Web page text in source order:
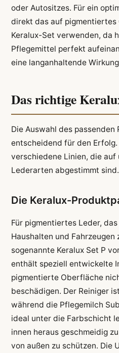
oder Autositzes. Für ein
direkt das auf
Keralux-Set verwenden, da
Pflegemittel perfekt
eine langanhaltende
Das richtige
Die Auswahl des passenden
entscheidend für den
verschiedene Linien, die
Lederarten abgestimmt sind.
Die Keralux-
Für pigmentiertes Leder,
Haushalten und
sogenannte Keralux Set P
enthält speziell entwickelte
pigmentierte Oberfläche
beschädigen. Der Reiniger
während die Pflegemilch
ideal unter die Farbschicht
innen heraus geschmeidig
von außen zu schützen. Die